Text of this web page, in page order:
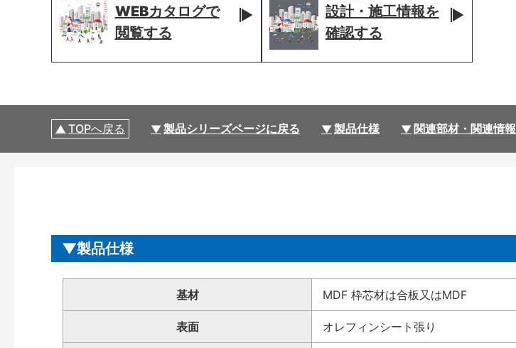
WEBカタログで
閲覧する
設計・施工情報を
確認する
TOPへ戻る 製品シリーズページに戻る 製品仕様 関連部材・関連情報
製品仕様
基材 MDF 枠芯材は合板又はMDF
表面 オレフィンシート張り